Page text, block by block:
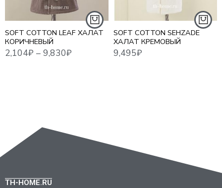
SOFT COTTON LEAF ХАЛАТ
КОРИЧНЕВЫЙ
ТАПОЧКИ 38/40
SOFT COTTON SEHZADE
ХАЛАТ КРЕМОВЫЙ
TH-HOME.RU